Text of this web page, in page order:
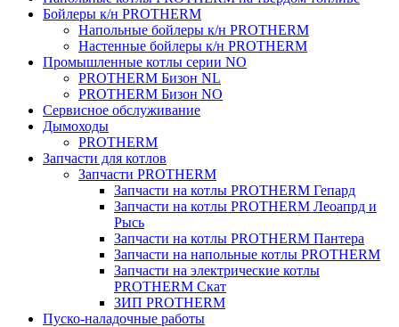
Бойлеры к/н PROTHERM
Напольные бойлеры к/н PROTHERM
Настенные бойлеры к/н PROTHERM
Промышленные котлы серии NO
PROTHERM Бизон NL
PROTHERM Бизон NO
Сервисное обслуживание
Дымоходы
PROTHERM
Запчасти для котлов
Запчасти PROTHERM
Запчасти на котлы PROTHERM Гепард
Запчасти на котлы PROTHERM Леоапрд и
Рысь
Запчасти на котлы PROTHERM Пантера
Запчасти на напольные котлы PROTHERM
Запчасти на электрические котлы
PROTHERM Скат
ЗИП PROTHERM
Пуско-наладочные работы